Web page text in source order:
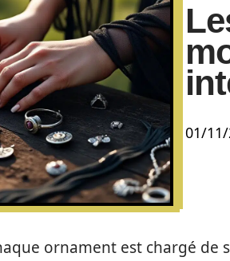
01/
ornament est chargé de